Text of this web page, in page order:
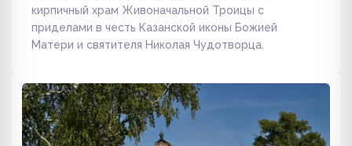
кирпичный храм Живоначальной Троицы с
приделами в честь Казанской иконы Божией
Матери и святителя Николая Чудотворца.